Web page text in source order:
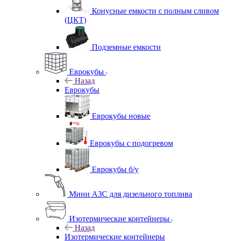
Конусные емкости с полным сливом
(ЦКТ)
Подземные емкости
Еврокубы
Назад
Еврокубы
Еврокубы новые
Еврокубы с подогревом
Еврокубы б/у
Мини АЗС для дизельного топлива
Изотермические контейнеры
Назад
Изотермические контейнеры